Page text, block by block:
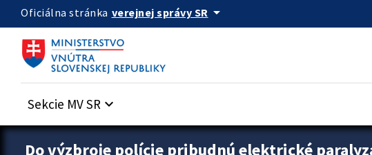
Preskocit na hlavný obsah
Oficiálna stránka verejnej správy SR arrow_drop_down
Sekcie MV SR keyboard_arrow_down
Zastavit automatický posun upútavok
Do výzbroje polície pribudnú elektrické